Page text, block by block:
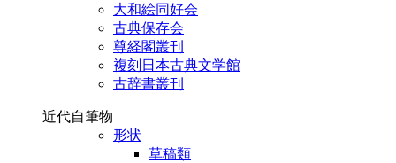
大和絵同好会
古典保存会
尊経閣叢刊
複刻日本古典文学館
古辞書叢刊
近代自筆物
形状
草稿類